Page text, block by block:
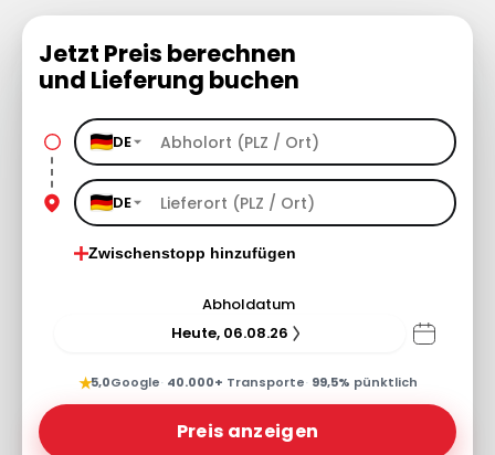
Jetzt Preis berechnen
und Lieferung buchen
DE
DE
Zwischenstopp hinzufügen
Abholdatum
Heute, 06.08.26
★5,0Google· 40.000+ Transporte· 99,5% pünktlich
Preis anzeigen